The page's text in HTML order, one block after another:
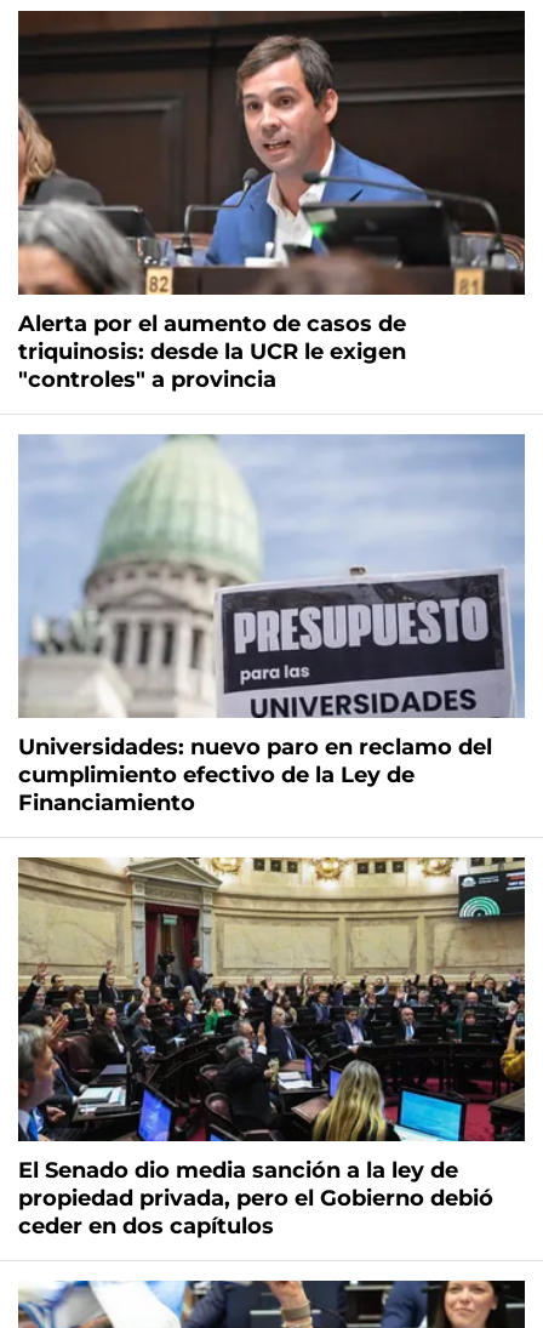
Alerta por el aumento de casos de
triquinosis: desde la UCR le exigen
"controles" a provincia
Universidades: nuevo paro en reclamo del
cumplimiento efectivo de la Ley de
Financiamiento
El Senado dio media sanción a la ley de
propiedad privada, pero el Gobierno debió
ceder en dos capítulos